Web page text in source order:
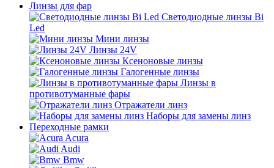
Линзы для фар
Светодиодные линзы Bi
Led
Мини линзы
Линзы 24V
Ксеноновые линзы
Галогенные линзы
Линзы в
противотуманные фары
Отражатели линз
Наборы для замены линз
Переходные рамки
Acura
Audi
Bmw